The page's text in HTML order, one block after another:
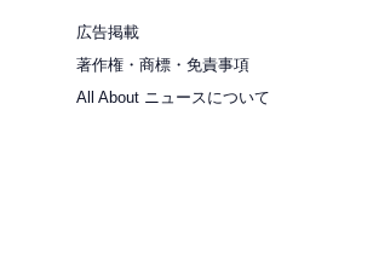
広告掲載
著作権・商標・免責事項
All About ニュースについて